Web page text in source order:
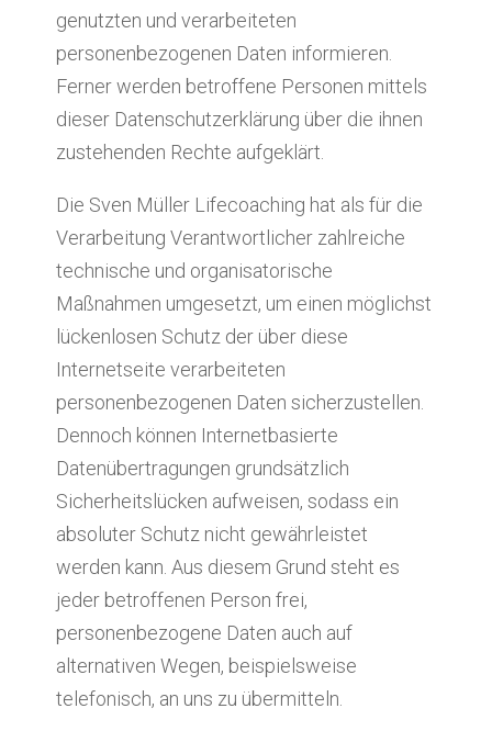
genutzten und verarbeiteten
personenbezogenen Daten informieren.
Ferner werden betroffene Personen mittels
dieser Datenschutzerklärung über die ihnen
zustehenden Rechte aufgeklärt.
Die Sven Müller Lifecoaching hat als für die
Verarbeitung Verantwortlicher zahlreiche
technische und organisatorische
Maßnahmen umgesetzt, um einen möglichst
lückenlosen Schutz der über diese
Internetseite verarbeiteten
personenbezogenen Daten sicherzustellen.
Dennoch können Internetbasierte
Datenübertragungen grundsätzlich
Sicherheitslücken aufweisen, sodass ein
absoluter Schutz nicht gewährleistet
werden kann. Aus diesem Grund steht es
jeder betroffenen Person frei,
personenbezogene Daten auch auf
alternativen Wegen, beispielsweise
telefonisch, an uns zu übermitteln.